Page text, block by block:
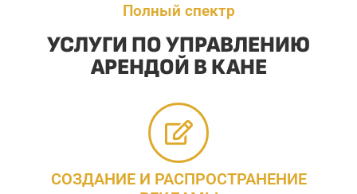
Полный спектр
УСЛУГИ ПО УПРАВЛЕНИЮ
АРЕНДОЙ В КАНЕ
СОЗДАНИЕ И РАСПРОСТРАНЕНИЕ